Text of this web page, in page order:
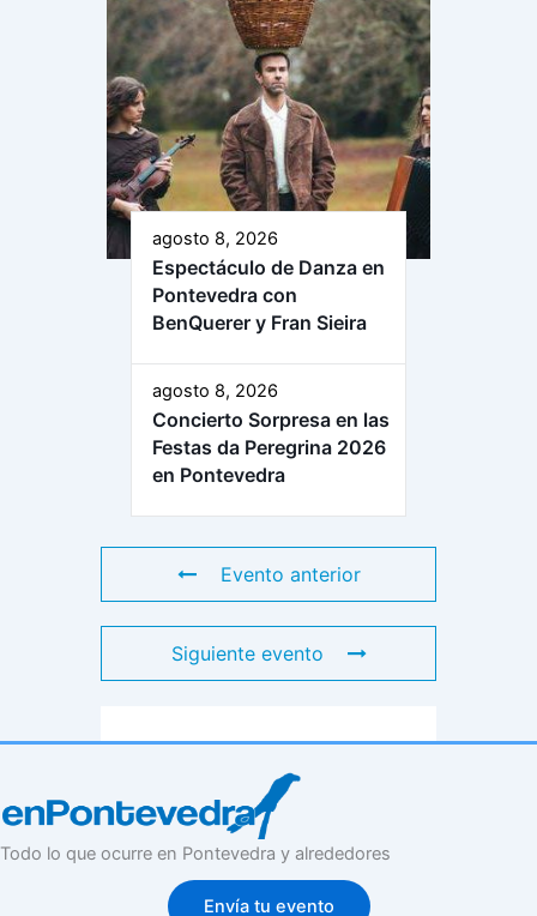
agosto 8, 2026
Espectáculo de Danza en
Pontevedra con
BenQuerer y Fran Sieira
agosto 8, 2026
Concierto Sorpresa en las
Festas da Peregrina 2026
en Pontevedra
Evento anterior
Siguiente evento
Todo lo que ocurre en Pontevedra y alrededores
Envía tu evento